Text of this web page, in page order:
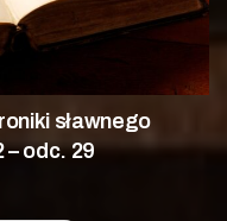
sławnego
– odc. 29